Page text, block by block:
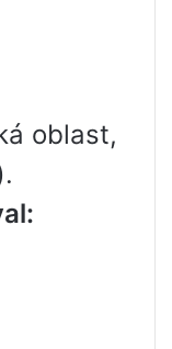
oblast,